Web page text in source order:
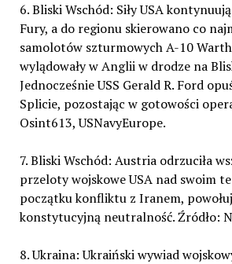
6. Bliski Wschód: Siły USA
Fury, a do regionu skierowano co
samolotów szturmowych A-10
wylądowały w Anglii w drodze na
Jednocześnie USS Gerald R. Ford
Splicie, pozostając w gotowości
Osint613, USNavyEurope.
7. Bliski Wschód: Austria odrzuciła
przeloty wojskowe USA nad swoim
początku konfliktu z Iranem,
konstytucyjną neutralność. Źródło:
8. Ukraina: Ukraiński wywiad